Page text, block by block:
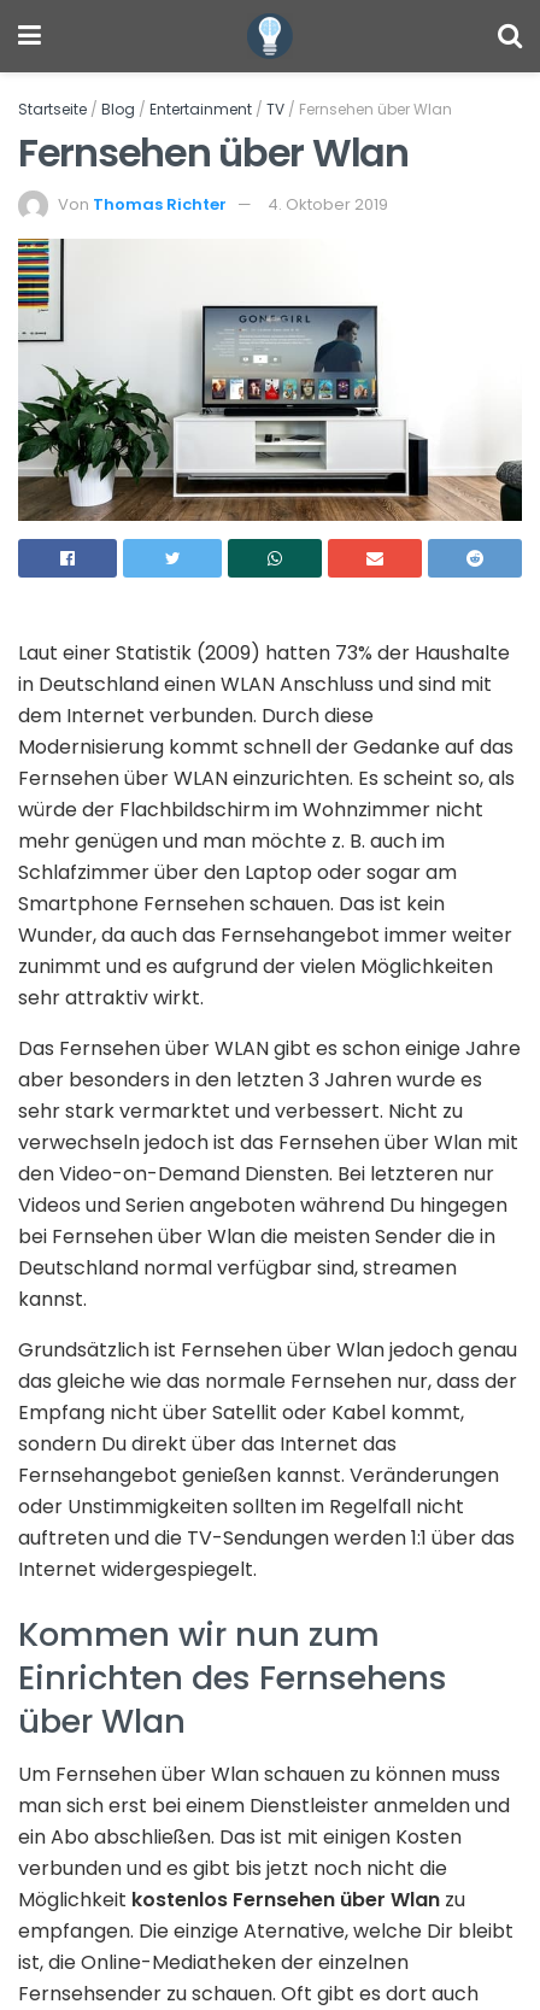
Startseite / Blog / Entertainment / TV / Fernsehen über Wlan
Fernsehen über Wlan
Von Thomas Richter 4. Oktober 2019
Laut einer Statistik (2009) hatten 73% der Haushalte
in Deutschland einen WLAN Anschluss und sind mit
dem Internet verbunden. Durch diese
Modernisierung kommt schnell der Gedanke auf das
Fernsehen über WLAN einzurichten. Es scheint so, als
würde der Flachbildschirm im Wohnzimmer nicht
mehr genügen und man möchte z. B. auch im
Schlafzimmer über den Laptop oder sogar am
Smartphone Fernsehen schauen. Das ist kein
Wunder, da auch das Fernsehangebot immer weiter
zunimmt und es aufgrund der vielen Möglichkeiten
sehr attraktiv wirkt.
Das Fernsehen über WLAN gibt es schon einige Jahre
aber besonders in den letzten 3 Jahren wurde es
sehr stark vermarktet und verbessert. Nicht zu
verwechseln jedoch ist das Fernsehen über Wlan mit
den Video-on-Demand Diensten. Bei letzteren nur
Videos und Serien angeboten während Du hingegen
bei Fernsehen über Wlan die meisten Sender die in
Deutschland normal verfügbar sind, streamen
kannst.
Grundsätzlich ist Fernsehen über Wlan jedoch genau
das gleiche wie das normale Fernsehen nur, dass der
Empfang nicht über Satellit oder Kabel kommt,
sondern Du direkt über das Internet das
Fernsehangebot genießen kannst. Veränderungen
oder Unstimmigkeiten sollten im Regelfall nicht
auftreten und die TV-Sendungen werden 1:1 über das
Internet widergespiegelt.
Kommen wir nun zum
Einrichten des Fernsehens
über Wlan
Um Fernsehen über Wlan schauen zu können muss
man sich erst bei einem Dienstleister anmelden und
ein Abo abschließen. Das ist mit einigen Kosten
verbunden und es gibt bis jetzt noch nicht die
Möglichkeit kostenlos Fernsehen über Wlan zu
empfangen. Die einzige Aternative, welche Dir bleibt
ist, die Online-Mediatheken der einzelnen
Fernsehsender zu schauen. Oft gibt es dort auch